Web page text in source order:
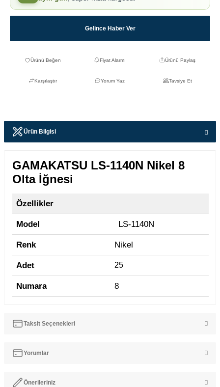
Gelince Haber Ver
Fiyat Alarmı Ürünü Paylaş
Karşılaştır Yorum Yaz Tavsiye Et
Ürün Bilgisi
GAMAKATSU LS-1140N Nikel 8
Olta İğnesi
Özellikler
Model LS-1140N
Renk Nikel
Adet 25
Numara 8
Taksit Seçenekleri
Yorumlar
Önerileriniz